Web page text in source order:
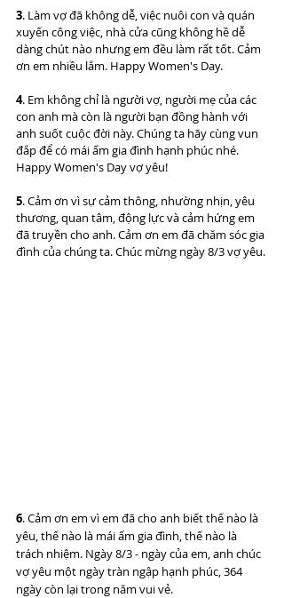
3. Làm vợ đã không dễ, việc nuôi con và quán
xuyến công việc, nhà cửa cũng không hề dễ
dàng chút nào nhưng em đều làm rất tốt. Cảm
ơn em nhiều lắm. Happy Women's Day.
4. Em không chỉ là người vợ, người mẹ của các
con anh mà còn là người bạn đồng hành với
anh suốt cuộc đời này. Chúng ta hãy cùng vun
đắp để có mái ấm gia đình hạnh phúc nhé.
Happy Women's Day vợ yêu!
5. Cảm ơn vì sự cảm thông, nhường nhịn, yêu
thương, quan tâm, động lực và cảm hứng em
đã truyền cho anh. Cảm ơn em đã chăm sóc gia
đình của chúng ta. Chúc mừng ngày 8/3 vợ yêu.
6. Cảm ơn em vì em đã cho anh biết thế nào là
yêu, thế nào là mái ấm gia đình, thế nào là
trách nhiệm. Ngày 8/3 - ngày của em, anh chúc
vợ yêu một ngày tràn ngập hạnh phúc, 364
ngày còn lại trong năm vui vẻ.